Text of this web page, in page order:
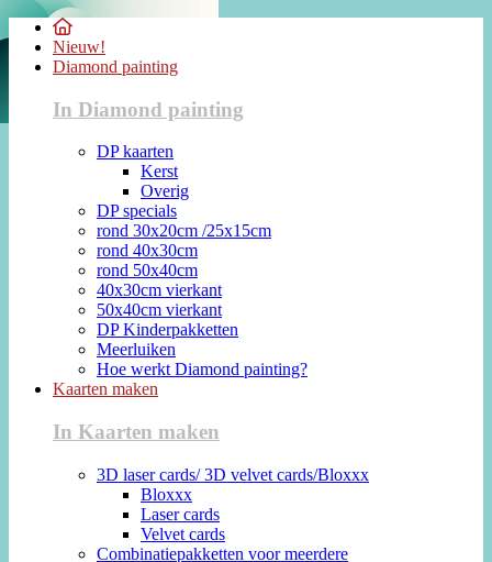
Nieuw!
Diamond painting
In Diamond painting
DP kaarten
Kerst
Overig
DP specials
rond 30x20cm /25x15cm
rond 40x30cm
rond 50x40cm
40x30cm vierkant
50x40cm vierkant
DP Kinderpakketten
Meerluiken
Hoe werkt Diamond painting?
Kaarten maken
In Kaarten maken
3D laser cards/ 3D velvet cards/Bloxxx
Bloxxx
Laser cards
Velvet cards
Combinatiepakketten voor meerdere